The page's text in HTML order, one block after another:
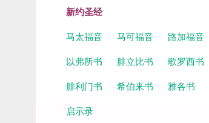
新约圣经
马太福音 马可福音 路加福音
以弗所书
腓立比书 歌罗西书
腓利门书
希伯来书 雅各书
启示录